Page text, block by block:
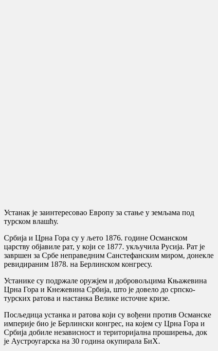
Устанак је заинтересовао Европу за стање у земљама под
турском влашћу.
Србија и Црна Гора су у љето 1876. године Османском
царству објавиле рат, у који се 1877. укључила Русија. Рат је
завршен за Србе неправедним Санстефанским миром, донекле
ревидираним 1878. на Берлинском конгресу.
Устанике су подржале оружјем и добровољцима Књажевина
Црна Гора и Кнежевина Србија, што је довело до српско-
турских ратова и настанка Велике источне кризе.
Посљедица устанка и ратова који су вођени против Османске
империје био је Берлински конгрес, на којем су Црна Гора и
Србија добиле независност и територијална проширења, док
је Аустроугарска на 30 година окупирала БиХ.